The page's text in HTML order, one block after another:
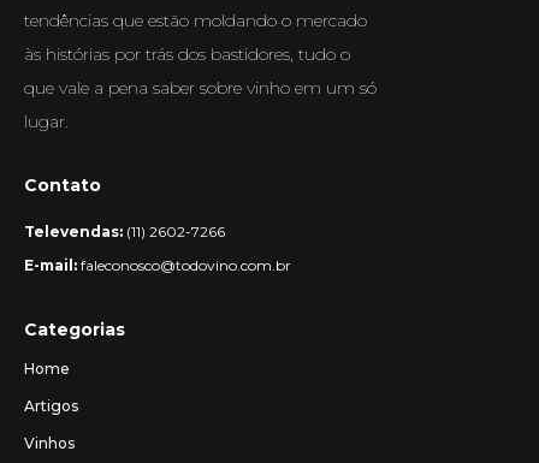
tendências que estão moldando o mercado
às histórias por trás dos bastidores, tudo o
que vale a pena saber sobre vinho em um só
lugar.
Contato
Televendas: (11) 2602-7266
E-mail: faleconosco@todovino.com.br
Categorias
Home
Artigos
Vinhos